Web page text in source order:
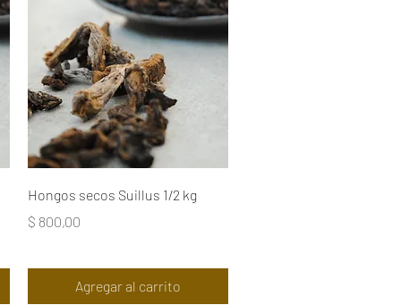
Vista rápida
Hongos secos Suillus 1/2 kg
Precio
$ 800,00
Agregar al carrito